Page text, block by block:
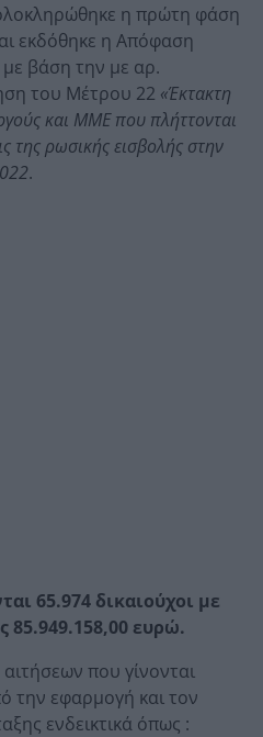
η πρώτη φάση
εκδόθηκε η Απόφαση
βάση την με αρ.
του Μέτρου 22 «Έκτακτη
και ΜΜΕ που πλήττονται
της ρωσικής εισβολής στην
.
65.974 δικαιούχοι με
85.949.158,00 ευρώ.
που γίνονται
την εφαρμογή και τον
ενδεικτικά όπως :